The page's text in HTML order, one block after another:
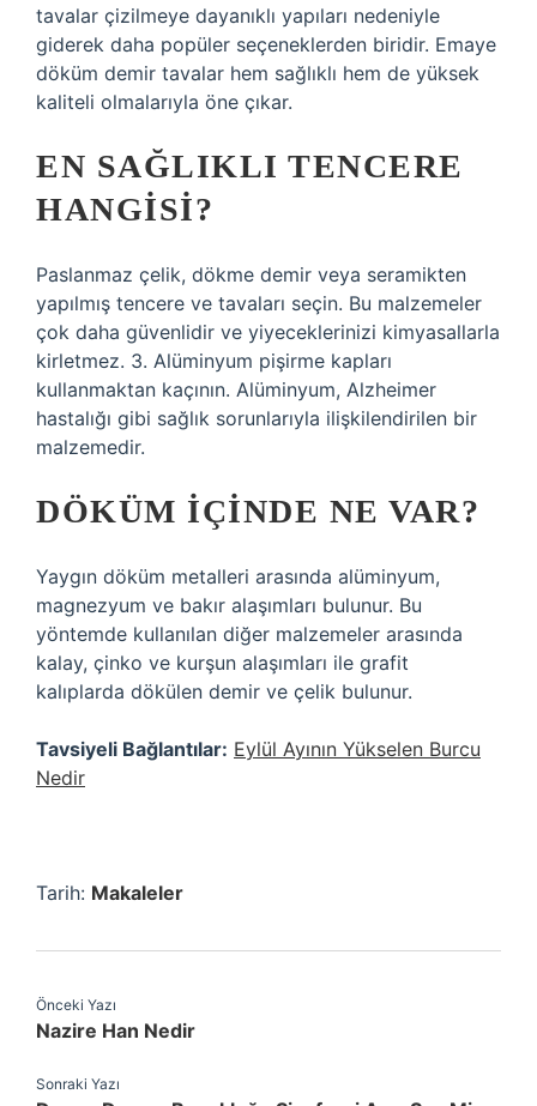
tavalar çizilmeye dayanıklı yapıları nedeniyle
giderek daha popüler seçeneklerden biridir. Emaye
döküm demir tavalar hem sağlıklı hem de yüksek
kaliteli olmalarıyla öne çıkar.
EN SAĞLIKLI TENCERE
HANGISI?
Paslanmaz çelik, dökme demir veya seramikten
yapılmış tencere ve tavaları seçin. Bu malzemeler
çok daha güvenlidir ve yiyeceklerinizi kimyasallarla
kirletmez. 3. Alüminyum pişirme kapları
kullanmaktan kaçının. Alüminyum, Alzheimer
hastalığı gibi sağlık sorunlarıyla ilişkilendirilen bir
malzemedir.
DÖKÜM IÇINDE NE VAR?
Yaygın döküm metalleri arasında alüminyum,
magnezyum ve bakır alaşımları bulunur. Bu
yöntemde kullanılan diğer malzemeler arasında
kalay, çinko ve kurşun alaşımları ile grafit
kalıplarda dökülen demir ve çelik bulunur.
Tavsiyeli Bağlantılar: Eylül Ayının Yükselen Burcu
Nedir
Tarih: Makaleler
Önceki Yazı
Nazire Han Nedir
Sonraki Yazı